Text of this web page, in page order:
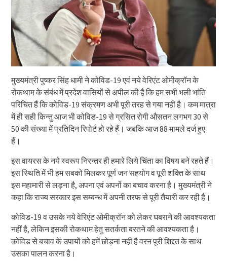
मुख्यमंत्री पुष्कर सिंह धामी ने कोविड-19 एवं नये वेरिएंट ओमीक्रॉन के
रोकथाम के संबंध में प्रदेश वासियों से अपील की है कि हम सभी भली भांति
परिचित हैं कि कोविड-19 संक्रमण अभी पूरी तरह से गया नहीं है। कम मात्रा
में ही सही किन्तु आज भी कोविड-19 से ग्रसित रोगी औसतन लगभग 30 से
50 की संख्या में प्रतिदिन रिपोर्ट हो रहे हैं। जबकि आज 88 मामले दर्ज हुए
हैं।
इस वायरस के नये स्वरूप निरन्तर ही हमारे लिये चिंता का विषय बने रहते हैं।
इस स्थिति में भी हम सबको मिलकर पूर्ण जन सहयोग व पूरी शक्ति के साथ
इस महामारी से लड़ना है, अपना एवं अपनों का बचाव करना है। मुख्यमंत्री ने
कहा कि राज्य सरकार इस सम्बन्ध में अपनी तरफ से पूरी तैयारी कर रही है।
कोविड-19 व उसके नये वेरिएंट ओमीक्रॉन को लेकर घबराने की आवश्यकता
नहीं है, लेकिन इसकी रोकथाम हेतु सतर्कता बरतने की आवश्यकता है।
कोविड से बचाव के उपायों को हमें छोड़ना नहीं है वरन पूरी शिद्दत के साथ
उसका पालन करना है।